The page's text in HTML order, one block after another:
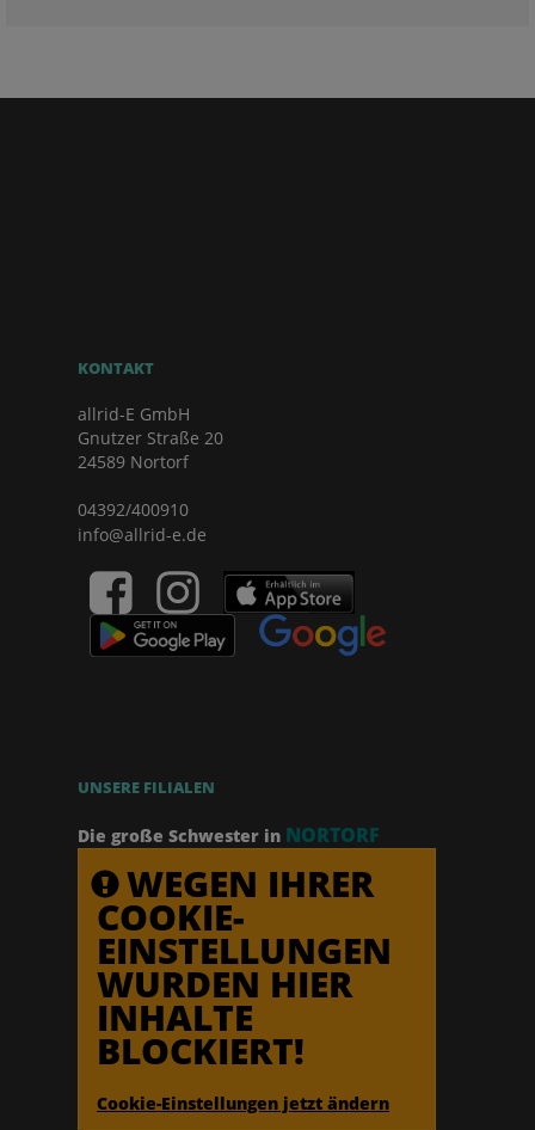
KONTAKT
allrid-E GmbH
Gnutzer Straße 20
24589 Nortorf
04392/400910
info@allrid-e.de
UNSERE FILIALEN
Die große Schwester in NORTORF
WEGEN IHRER
COOKIE-
EINSTELLUNGEN
WURDEN HIER
INHALTE
BLOCKIERT!
Cookie-Einstellungen jetzt ändern